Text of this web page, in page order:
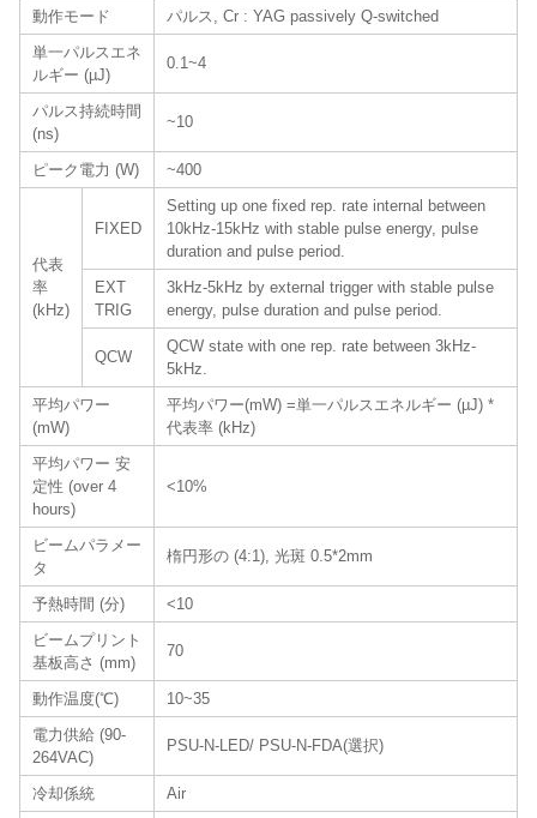
動作モード
パルス, Cr : YAG passively Q-switched
単一パルスエネ
ルギー (µJ)
0.1~4
パルス持続時間
(ns)
~10
ピーク電力 (W) ~400
代表
率
(kHz)
FIXED
Setting up one fixed rep. rate internal between
10kHz-15kHz with stable pulse energy, pulse
duration and pulse period.
EXT
TRIG
3kHz-5kHz by external trigger with stable pulse
energy, pulse duration and pulse period.
QCW
QCW state with one rep. rate between 3kHz-
5kHz.
平均パワー
(mW)
平均パワー(mW) =単一パルスエネルギー (µJ) *
代表率 (kHz)
平均パワー 安
定性 (over 4
hours)
<10%
ビームパラメー
タ
楕円形の (4:1), 光斑 0.5*2mm
予熱時間 (分)
<10
ビームプリント
基板高さ (mm)
70
動作温度(℃)
10~35
電力供給 (90-
264VAC)
PSU-N-LED/ PSU-N-FDA(選択)
冷却係統
Air